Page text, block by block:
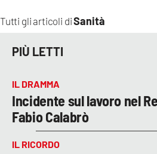
Tutti gli articoli diSanità
PIÙ LETTI
IL DRAMMA
Incidente sul lavoro nel
Fabio Calabrò
IL RICORDO